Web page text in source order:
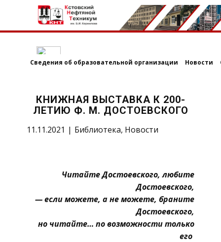
Сведения об образовательной организации Новости
КНИЖНАЯ ВЫСТАВКА К 200-
ЛЕТИЮ Ф. М. ДОСТОЕВСКОГО
11.11.2021 Библиотека, Новости
Читайте Достоевского, любите
Достоевского,
— если можете, а не можете, браните
Достоевского,
но читайте… по возможности только
его